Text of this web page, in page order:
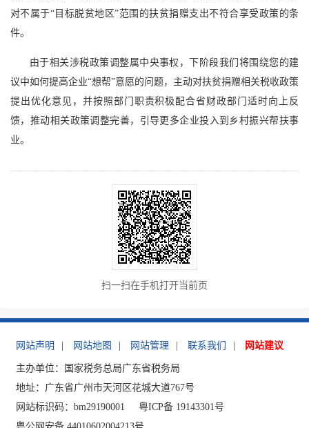
对不属于“目标脱贫地区”范围的扶贫捐赠支出不符合享受政策的条
件。
由于相关涉税政策调整属中央事权，下阶段我们将围绕您的建
议中如何提高企业“想帮”意愿的问题，主动对扶贫捐赠相关税收政策
提出优化意见，并按照部门职责积极配合省财政部门适时向上反
馈，推动相关政策调整完善，引导更多企业投入到乡村振兴帮扶事
业。
扫一扫在手机打开当前页
网站声明 网站地图 网站管理 联系我们 网站建议
主办单位：国家税务总局广东省税务局
地址：广东省广州市天河区花城大道767号
网站标识码：bm29190001
粤ICP备 19143301号